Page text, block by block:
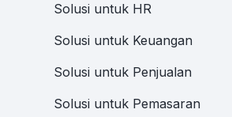
Solusi untuk HR
Solusi untuk Keuangan
Solusi untuk Penjualan
Solusi untuk Pemasaran